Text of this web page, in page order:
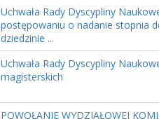
Uchwała Rady Dyscypliny
postępowaniu o nadanie stopnia
dziedzinie ...
Uchwała Rady Dyscypliny
magisterskich
POWOŁANIE WYDZIAŁOWEJ